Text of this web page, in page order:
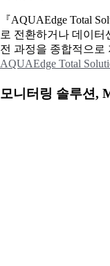
『AQUAEdge Total
로 전환하거나 데이터
전 과정을 종합적으로
AQUAEdge Total
모니터링 솔루션,